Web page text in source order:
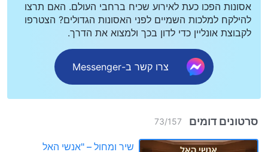
אסונות הפכו כעת לאירוע שכיח ברחבי העולם. האם תרצו
להילקח למלכות השמיים לפני האסונות הגדולים? הצטרפו
לקבוצת אונליין כדי לדון בכך ולמצוא את הדרך.
צרו קשר ב-Messenger
סרטונים דומים 73/157
שיר ומחול – "אנשי האל